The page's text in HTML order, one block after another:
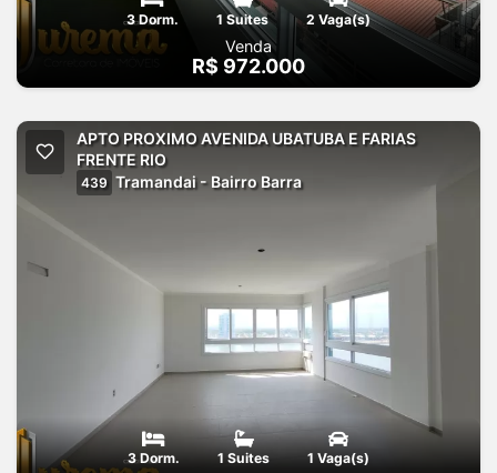
3 Dorm. 1 Suites 2 Vaga(s)
Venda
R$ 972.000
APTO PROXIMO AVENIDA UBATUBA E FARIAS
FRENTE RIO
439 Tramandai - Bairro Barra
3 Dorm. 1 Suites 1 Vaga(s)